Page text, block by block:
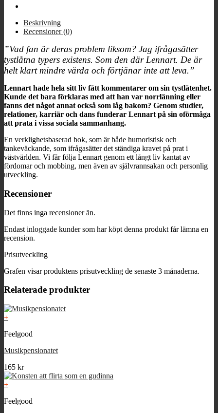
Beskrivning
Recensioner (0)
”Vad fan är deras problem liksom? Jag ifrågasätter
tystlåtna typers existens. Som den där Lennart. De är
helt klart mindre värda och förtjänar inte att leva.”
Lennart hade hela sitt liv fått kommentarer om sin tystlåtenhet.
Kunde det bara förklaras med att han var norrlänning eller
fanns det något annat också som låg bakom? Genom studier,
relationer, karriär och dans funderar Lennart på sin oförmåga
att prata i vissa sociala sammanhang.
En verklighetsbaserad bok, som är både humoristisk och
tankeväckande, som ifrågasätter det ständiga kravet på prat i
västvärlden. Vi får följa Lennart genom ett långt liv kantat av
fördomar och mobbing, men även av självrannsakan och personlig
utveckling.
Recensioner
Det finns inga recensioner än.
Endast inloggade kunder som har köpt denna produkt får lämna en
recension.
Prisutveckling
Grafen visar produktens prisutveckling de senaste 3 månaderna.
Relaterade produkter
+
Feelgood
Musikpensionatet
165 kr
+
Feelgood